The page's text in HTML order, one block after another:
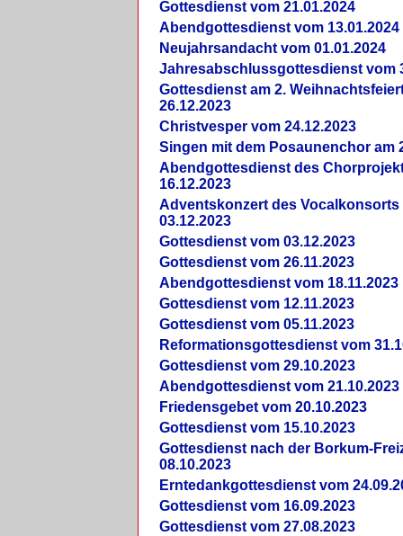
Gottesdienst vom 21.01.2024
Abendgottesdienst vom 13.01.2024
Neujahrsandacht vom 01.01.2024
Jahresabschlussgottesdienst vom
Gottesdienst am 2.
26.12.2023
Christvesper vom 24.12.2023
Singen mit dem Posaunenchor am
Abendgottesdienst des
16.12.2023
Adventskonzert des Vocalkonsorts
03.12.2023
Gottesdienst vom 03.12.2023
Gottesdienst vom 26.11.2023
Abendgottesdienst vom 18.11.2023
Gottesdienst vom 12.11.2023
Gottesdienst vom 05.11.2023
Reformationsgottesdienst vom
Gottesdienst vom 29.10.2023
Abendgottesdienst vom 21.10.2023
Friedensgebet vom 20.10.2023
Gottesdienst vom 15.10.2023
Gottesdienst nach der Borkum-
08.10.2023
Erntedankgottesdienst vom
Gottesdienst vom 16.09.2023
Gottesdienst vom 27.08.2023